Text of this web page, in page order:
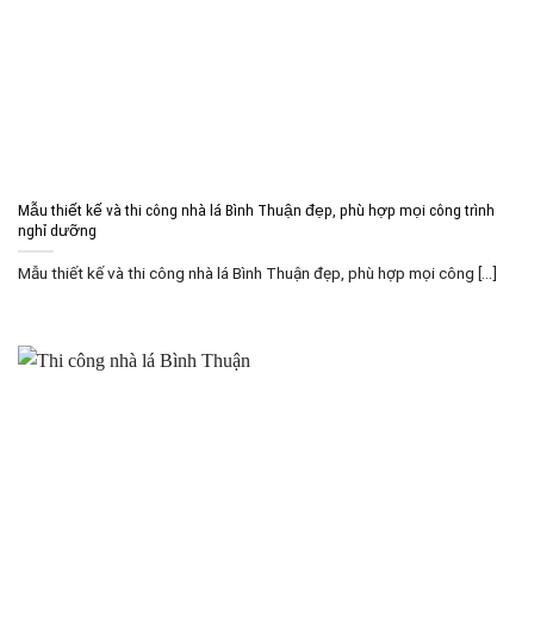
Mẫu thiết kế và thi công nhà lá Bình Thuận đẹp, phù hợp mọi công trình
nghỉ dưỡng
Mẫu thiết kế và thi công nhà lá Bình Thuận đẹp, phù hợp mọi công [...]